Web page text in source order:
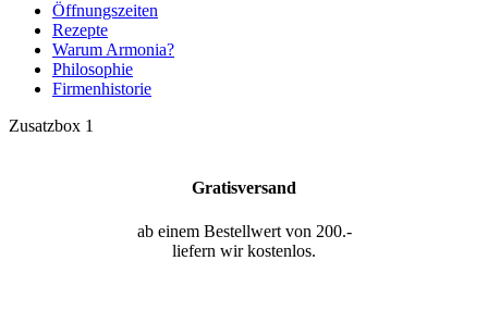
Öffnungszeiten
Rezepte
Warum Armonia?
Philosophie
Firmenhistorie
Zusatzbox 1
Gratisversand
ab einem Bestellwert von 200.-
liefern wir kostenlos.